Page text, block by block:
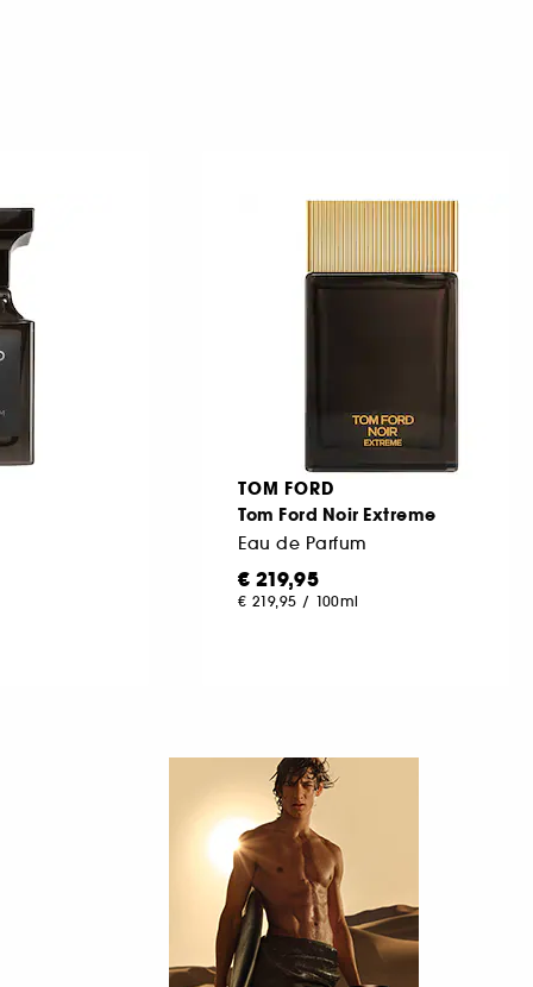
TOM FORD
Tom Ford Noir Extreme
Eau de Parfum
€ 219,95
€ 219,95 / 100ml